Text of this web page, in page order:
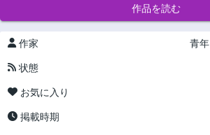
作品を読む
作家 青年
状態
お気に入り
掲載時期